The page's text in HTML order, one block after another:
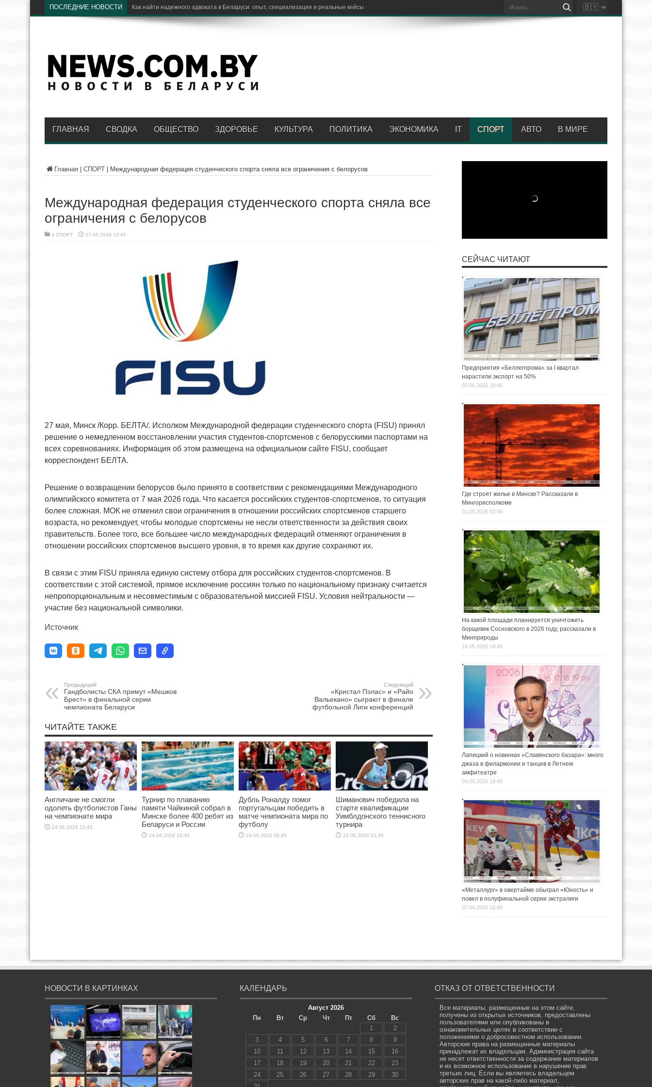
ПОСЛЕДНИЕ НОВОСТИ Как найти надежного адвоката в Беларуси: опыт, специализация и реальные кейсы
ГЛАВНАЯ СВОДКА ОБЩЕСТВО ЗДОРОВЬЕ КУЛЬТУРА ПОЛИТИКА ЭКОНОМИКА IT СПОРТ АВТО В МИРЕ
Главная СПОРТ Международная федерация студенческого спорта сняла все ограничения с белорусов
Международная федерация студенческого спорта сняла все
ограничения с белорусов
в СПОРТ 27.05.2026 13:45
27 мая, Минск /Корр. БЕЛТА/. Исполком Международной федерации студенческого спорта (FISU) принял
решение о немедленном восстановлении участия студентов-спортсменов с белорусскими паспортами на
всех соревнованиях. Информация об этом размещена на официальном сайте FISU, сообщает
корреспондент БЕЛТА.
Решение о возвращении белорусов было принято в соответствии с рекомендациями Международного
олимпийского комитета от 7 мая 2026 года. Что касается российских студентов-спортсменов, то ситуация
более сложная. МОК не отменил свои ограничения в отношении российских спортсменов старшего
возраста, но рекомендует, чтобы молодые спортсмены не несли ответственности за действия своих
правительств. Более того, все большее число международных федераций отменяют ограничения в
отношении российских спортсменов высшего уровня, в то время как другие сохраняют их.
В связи с этим FISU приняла единую систему отбора для российских студентов-спортсменов. В
соответствии с этой системой, прямое исключение россиян только по национальному признаку считается
непропорциональным и несовместимым с образовательной миссией FISU. Условия нейтральности —
участие без национальной символики.
Источник
Предыдущий
Гандболисты СКА примут «Мешков
Брест» в финальной серии
чемпионата Беларуси
Следующий
«Кристал Пэлас» и «Райо
Вальекано» сыграют в финале
футбольной Лиги конференций
ЧИТАЙТЕ ТАКЖЕ
Англичане не смогли
одолеть футболистов Ганы
на чемпионате мира
24.06.2026 15:45
Турнир по плаванию
памяти Чайкиной собрал в
Минске более 400 ребят из
Беларуси и России
24.06.2026 15:45
Дубль Роналду помог
португальцам победить в
матче чемпионата мира по
футболу
24.06.2026 08:45
Шиманович победила на
старте квалификации
Уимблдонского теннисного
турнира
24.06.2026 01:45
СЕЙЧАС ЧИТАЮТ
Предприятия «Беллегпрома» за I квартал
нарастили экспорт на 50%
03.06.2026 18:45
Где строят жилье в Минске? Рассказали в
Мингорисполкоме
01.05.2026 03:45
На какой площади планируется уничтожить
борщевик Сосновского в 2026 году, рассказали в
Минприроды
18.05.2026 18:45
Лапицкий о новинках «Славянского базара»: много
джаза в филармонии и танцев в Летнем
амфитеатре
04.05.2026 18:45
«Металлург» в овертайме обыграл «Юность» и
повел в полуфинальной серии экстралиги
07.04.2026 16:48
НОВОСТИ В КАРТИНКАХ КАЛЕНДАРЬ
Август 2026
Пн
Вт Ср Чт Пт Сб
Вс
1
2
3
4 5 6 7 8
9
10
11 12 13 14 15
16
17
18 19 20 21 22
23
24
25 26 27 28 29
30
ОТКАЗ ОТ ОТВЕТСТВЕННОСТИ
Все материалы, размещенные на этом сайте,
получены из открытых источников, предоставлены
пользователями или опубликованы в
ознакомительных целях в соответствии с
положениями о добросовестном использовании.
Авторские права на размещенные материалы
принадлежат их владельцам. Администрация сайта
не несет ответственности за содержание материалов
и их возможное использование в нарушение прав
третьих лиц. Если вы являетесь владельцем
авторских прав на какой-либо материал,